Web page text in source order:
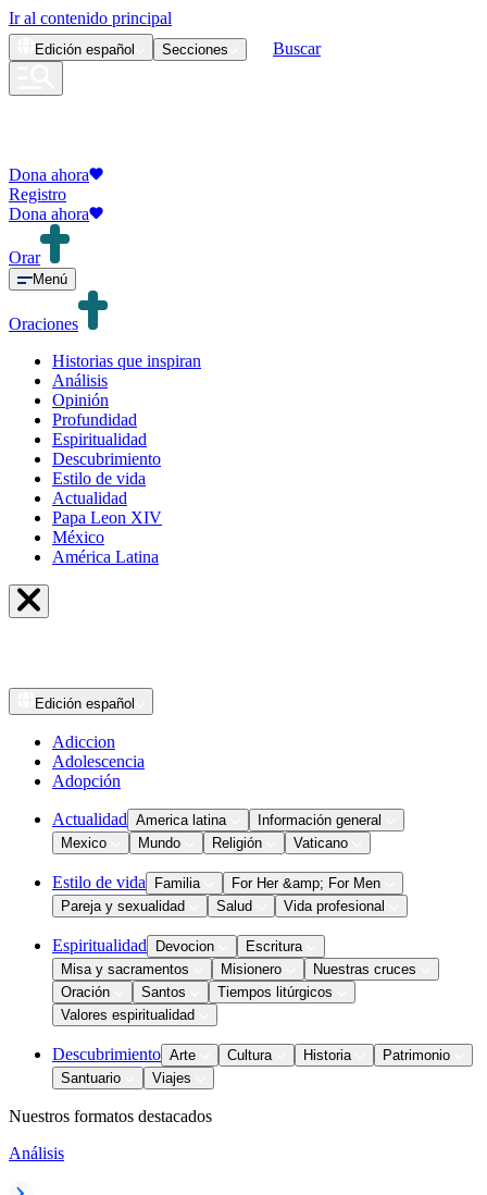
Ir al contenido principal
Edición español Secciones Buscar
Dona ahora
Registro
Dona ahora
Orar
Menú
Oraciones
Historias que inspiran
Análisis
Opinión
Profundidad
Espiritualidad
Descubrimiento
Estilo de vida
Actualidad
Papa Leon XIV
México
América Latina
Edición español
Adiccion
Adolescencia
Adopción
Actualidad America latina
Información general
Mexico
Mundo Religión Vaticano
Estilo de vida Familia
For Her &amp; For Men
Pareja y sexualidad
Salud Vida profesional
Espiritualidad Devocion
Escritura
Misa y sacramentos
Misionero
Nuestras cruces
Oración
Santos
Tiempos litúrgicos
Valores espiritualidad
Descubrimiento Arte Cultura Historia
Patrimonio
Santuario
Viajes
Nuestros formatos destacados
Análisis